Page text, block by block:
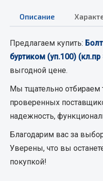
Весь раздел
МЕТИЗЫ
Болты
Пресс-масленки
Пружины
Хомуты
Описание
Предлагаем купить:
буртиком (уп.100)
выгодной цене.
Мы тщательно отбираем
проверенных
надежность,
Благодарим вас за
Уверены, что вы
покупкой!